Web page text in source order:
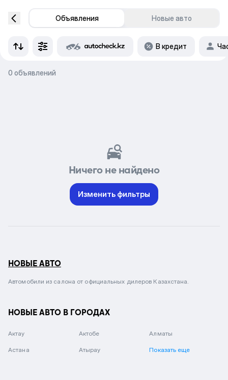
Объявления Новые авто
В кредит
0 объявлений
Ничего не найдено
Изменить фильтры
НОВЫЕ АВТО
Автомобили из салона от официальных дилеров Казахстана.
НОВЫЕ АВТО В ГОРОДАХ
Актау Актобе Алматы
Астана Атырау Показать еще